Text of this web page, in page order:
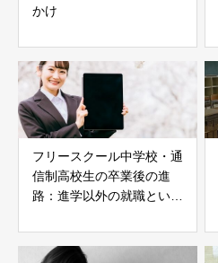
かけ
フリースクール中学校・通
信制高校生の卒業後の進
路：進学以外の就職という